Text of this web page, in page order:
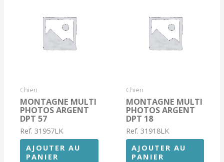
Chien
MONTAGNE MULTI
PHOTOS ARGENT
DPT 57
Ref. 31957LK
AJOUTER AU
PANIER
Chien
MONTAGNE MULTI
PHOTOS ARGENT
DPT 18
Ref. 31918LK
AJOUTER AU
PANIER